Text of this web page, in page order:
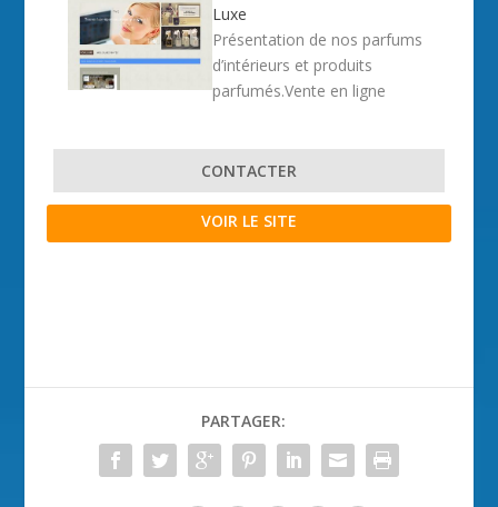
Luxe
Présentation de nos parfums
d’intérieurs et produits
parfumés.Vente en ligne
CONTACTER
VOIR LE SITE
PARTAGER: